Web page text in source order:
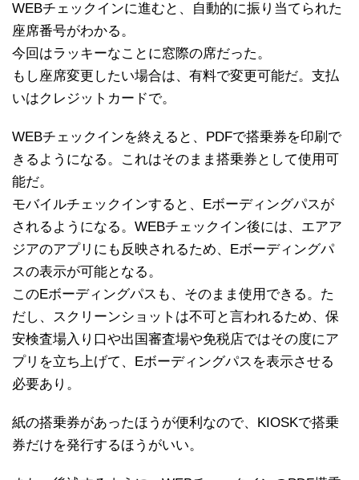
WEBチェックインに進むと、自動的に振り当てられた
座席番号がわかる。
今回はラッキーなことに窓際の席だった。
もし座席変更したい場合は、有料で変更可能だ。支払
いはクレジットカードで。
WEBチェックインを終えると、PDFで搭乗券を印刷で
きるようになる。これはそのまま搭乗券として使用可
能だ。
モバイルチェックインすると、Eボーディングパスが
されるようになる。WEBチェックイン後には、エアア
ジアのアプリにも反映されるため、Eボーディングパ
スの表示が可能となる。
このEボーディングパスも、そのまま使用できる。た
だし、スクリーンショットは不可と言われるため、保
安検査場入り口や出国審査場や免税店ではその度にア
プリを立ち上げて、Eボーディングパスを表示させる
必要あり。
紙の搭乗券があったほうが便利なので、KIOSKで搭乗
券だけを発行するほうがいい。